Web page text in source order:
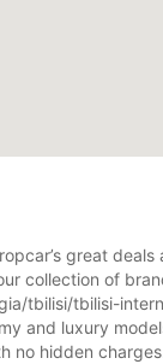
great
collection of
tbilisi/tbilisi-
and luxury
no hidden